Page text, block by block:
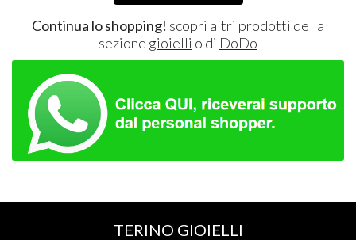
Continua lo shopping! scopri altri prodotti della
sezione gioielli o di DoDo
TERINO GIOIELLI